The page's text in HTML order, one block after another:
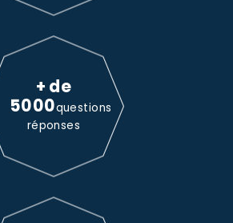
+ de
5000questions
réponses